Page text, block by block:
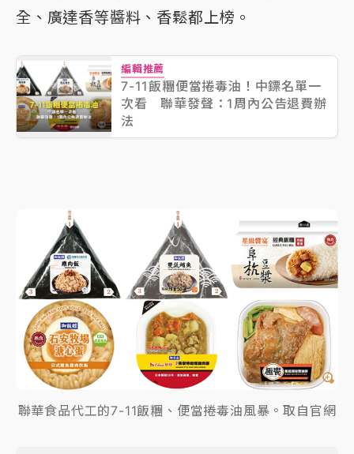
全、廣達香等醬料、香鬆都上榜。
編輯推薦
7-11飯糰便當捲毒油！中鏢名單一
次看 聯華發聲：1周內公告退費辦
法
聯華食品代工的7-11飯糰、便當捲毒油風暴。取自官網